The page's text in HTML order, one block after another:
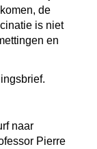
de
is niet
en
naar
Pierre